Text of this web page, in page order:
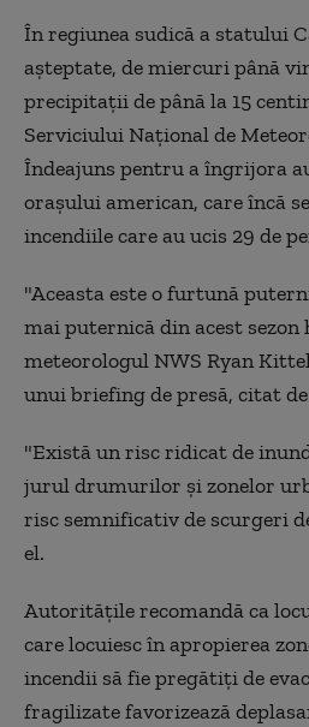
În regiunea sudică a statului
aşteptate, de miercuri până
precipitaţii de până la 15
Serviciului Naţional de
Îndeajuns pentru a îngrijora
oraşului american, care încă
incendiile care au ucis 29 de
"Aceasta este o furtună
mai puternică din acest
meteorologul NWS Ryan
unui briefing de presă, citat
"Există un risc ridicat de
jurul drumurilor şi zonelor
risc semnificativ de scurgeri
el.
Autorităţile recomandă ca
care locuiesc în apropierea
incendii să fie pregătiţi de
fragilizate favorizează